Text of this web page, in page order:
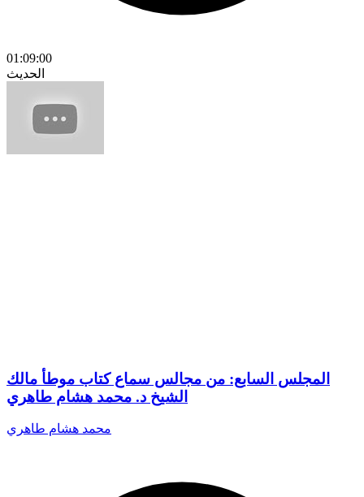
01:09:00
الحديث
المجلس السابع: من مجالس سماع كتاب موطأ مالك
الشيخ د. محمد هشام طاهري
محمد هشام طاهري